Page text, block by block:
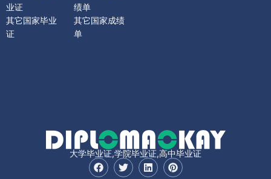
业证
其它国家毕业
证
绩单
其它国家成绩
单
大学毕业证,学院毕业证,高中毕业证
F
a
T
w
L
i
P
i